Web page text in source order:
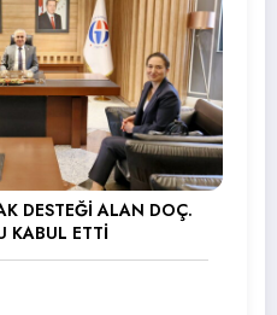
DESTEĞİ ALAN DOÇ.
KABUL ETTİ